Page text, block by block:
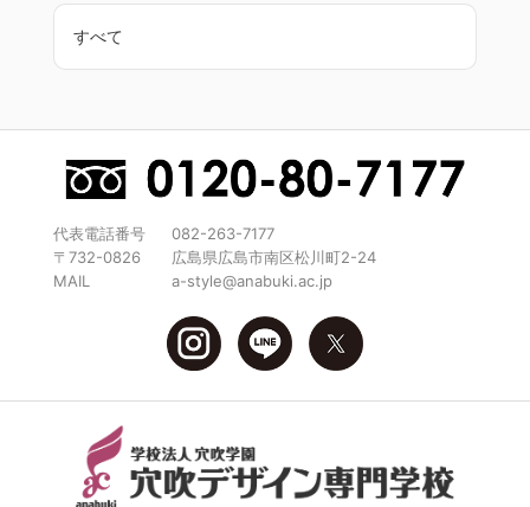
すべて
代表電話番号
082-263-7177
〒732-0826
広島県広島市南区松川町2-24
MAIL
a-style@anabuki.ac.jp